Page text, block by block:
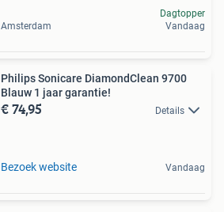
Amsterdam
Dagtopper
Vandaag
Philips Sonicare DiamondClean 9700
Blauw 1 jaar garantie!
€ 74,95 Details
Bezoek website Vandaag